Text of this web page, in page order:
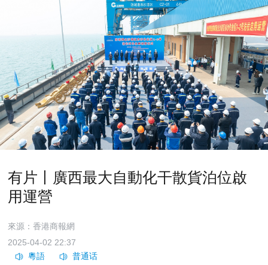
有片丨廣西最大自動化干散貨泊位啟
用運營
來源：香港商報網
2025-04-02 22:37